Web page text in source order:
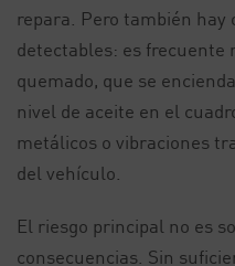
repara. Pero también
detectables: es frecuente
quemado, que se
nivel de aceite en el
metálicos o vibraciones
del vehículo.
El riesgo principal no es
consecuencias. Sin